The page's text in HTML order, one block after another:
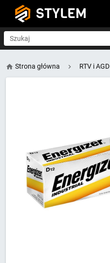
STYLEM
Szukaj
Strona główna RTV i AGD